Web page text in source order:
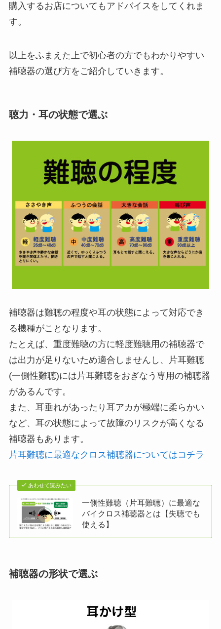
購入するお店についてもアドバイスをしてくれま
す。
以上をふまえた上で初心者の方でもわかりやすい
補聴器の選び方をご紹介していきます。
聴力・耳の状態で選ぶ
補聴器は難聴の程度や耳の状態によって対応でき
る機種がことなります。
たとえば、重度難聴の方に軽度難聴用の補聴器で
は出力が足りないため適合しませんし、片耳難聴
(一側性難聴)には片耳難聴をおぎなう専用の補聴器
があるんです。
また、耳垂れがあったり耳アカが極端に柔らかい
など、耳の状態によって故障のリスクが高くなる
補聴器もあります。
片耳難聴に最適なクロス補聴器についてはコチラ
あわせて読みたい
一側性難聴（片耳難聴）に最適な
バイクロス補聴器とは【失聴でも
使える】
補聴器の形状で選ぶ